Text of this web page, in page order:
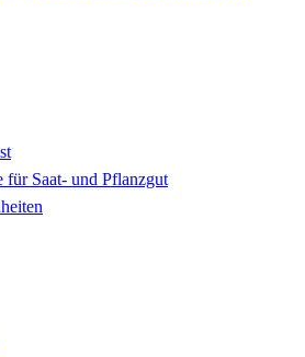
für Saat- und Pflanzgut